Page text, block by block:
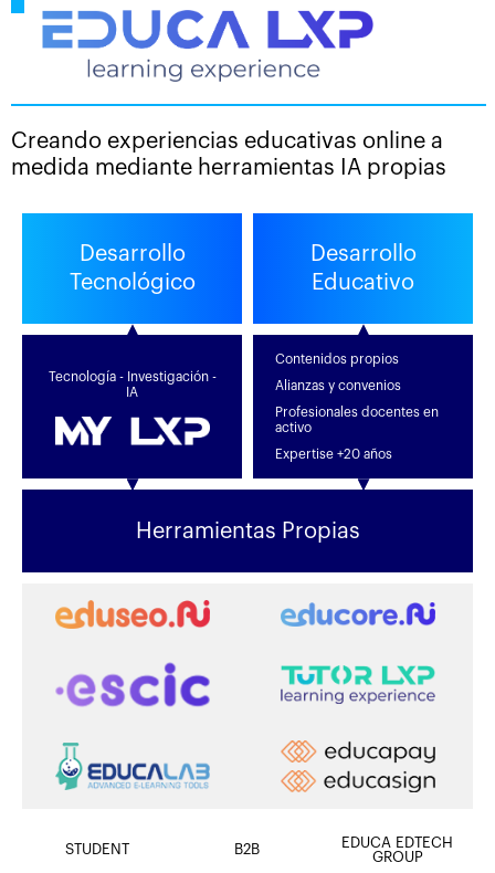
Creando experiencias educativas online a
medida mediante herramientas IA propias
Desarrollo
Tecnológico
Tecnología - Investigación -
IA
Desarrollo
Educativo
Contenidos propios
Alianzas y convenios
Profesionales docentes en
activo
Expertise +20 años
Herramientas Propias
STUDENT B2B
EDUCA EDTECH
GROUP